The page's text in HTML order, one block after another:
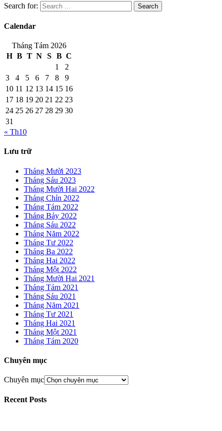
Search for:
Calendar
Tháng Tám 2026
H B T N S B C
1
2
3
4 5 6 7 8
9
10 11 12 13 14 15 16
17 18 19 20 21 22 23
24 25 26 27 28 29 30
31
« Th10
Lưu trữ
Tháng Mười 2023
Tháng Sáu 2023
Tháng Mười Hai 2022
Tháng Chín 2022
Tháng Tám 2022
Tháng Bảy 2022
Tháng Sáu 2022
Tháng Năm 2022
Tháng Tư 2022
Tháng Ba 2022
Tháng Hai 2022
Tháng Một 2022
Tháng Mười Hai 2021
Tháng Tám 2021
Tháng Sáu 2021
Tháng Năm 2021
Tháng Tư 2021
Tháng Hai 2021
Tháng Một 2021
Tháng Tám 2020
Chuyên mục
Chuyên mục
Recent Posts